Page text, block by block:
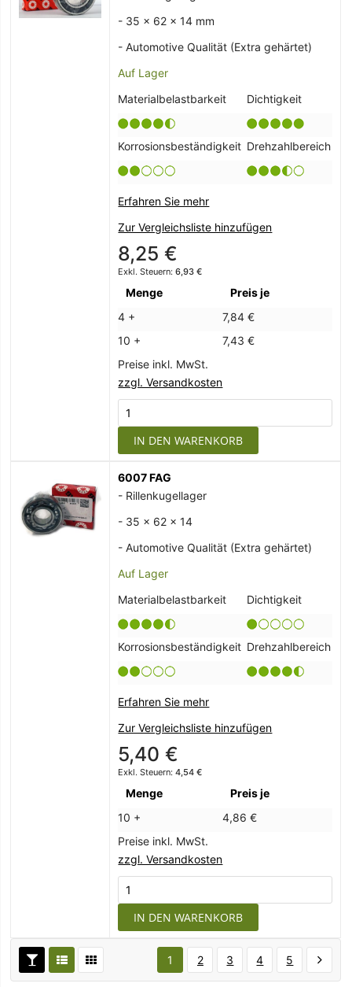
- 35 x 62 x 14 mm
- Automotive Qualität (Extra gehärtet)
Auf Lager
Materialbelastbarkeit
Dichtigkeit
Korrosionsbeständigkeit Drehzahlbereich
Erfahren Sie mehr
Zur Vergleichsliste hinzufügen
8,25 €
6,93 €
Menge
Preis je
4 +
7,84 €
10 +
7,43 €
Preise inkl. MwSt.
zzgl. Versandkosten
IN DEN WARENKORB
6007 FAG
- Rillenkugellager
- 35 x 62 x 14
- Automotive Qualität (Extra gehärtet)
Auf Lager
Materialbelastbarkeit
Dichtigkeit
Korrosionsbeständigkeit Drehzahlbereich
Erfahren Sie mehr
Zur Vergleichsliste hinzufügen
5,40 €
4,54 €
Menge
Preis je
10 +
4,86 €
Preise inkl. MwSt.
zzgl. Versandkosten
IN DEN WARENKORB
1 2 3 4 5